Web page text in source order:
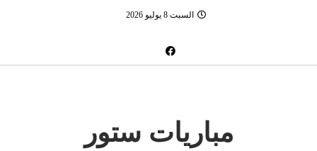
السبت 8 يوليو 2026
مباريات ستور